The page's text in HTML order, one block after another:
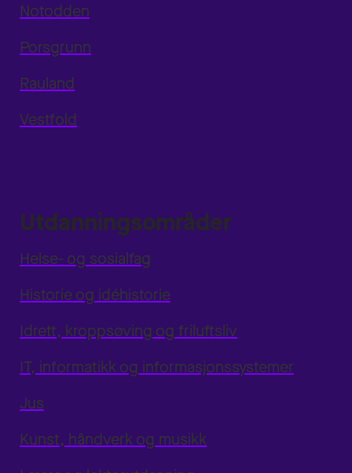
Notodden
Porsgrunn
Rauland
Vestfold
Utdanningsområder
Helse- og sosialfag
Historie og idéhistorie
Idrett, kroppsøving og friluftsliv
IT, informatikk og informasjonssystemer
Jus
Kunst, håndverk og musikk